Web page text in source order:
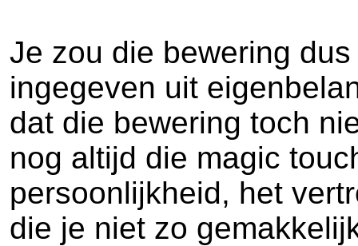
Je zou die bewering
ingegeven uit
dat die bewering toch
nog altijd die magic
persoonlijkheid, het
die je niet zo